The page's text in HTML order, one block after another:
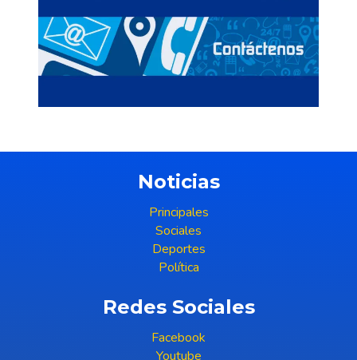
Noticias
Principales
Sociales
Deportes
Política
Redes Sociales
Facebook
Youtube